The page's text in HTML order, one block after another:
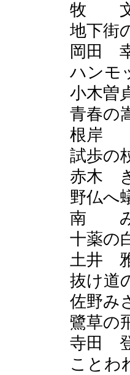
牧
地下街
岡田
ハンモ
小木曽
青春の
根岸
試歩
赤木
野仏へ
南
十薬の
土井
抜け道
佐野み
鷺草の
寺田
ことわ